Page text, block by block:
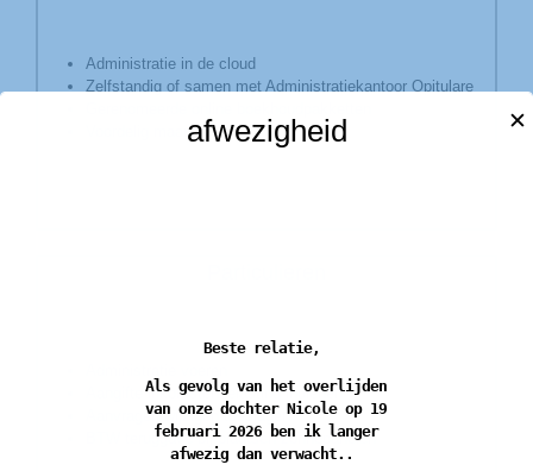
Administratie in de cloud
Zelfstandig of samen met Administratiekantoor Opitulare
Voordelig maandtarief
Aangifte inkomstenbelasting indienen
Aanvragen/wijzigen toeslagen
BTW teruggave bij plaatsen zonnepanelen
afwezigheid ✕
Beste relatie,
Als gevolg van het overlijden
van onze dochter Nicole op 19
februari 2026 ben ik langer
afwezig dan verwacht..